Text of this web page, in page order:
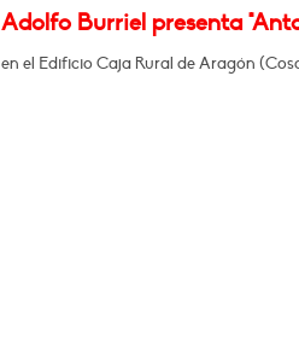
Adolfo Burriel presenta
en el Edificio Caja Rural de Aragón